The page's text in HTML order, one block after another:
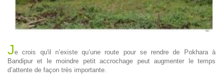
Je crois qu'il n’existe qu’une route pour se rendre de Pokhara à
Bandipur et le moindre petit accrochage peut augmenter le temps
d’attente de façon très importante.